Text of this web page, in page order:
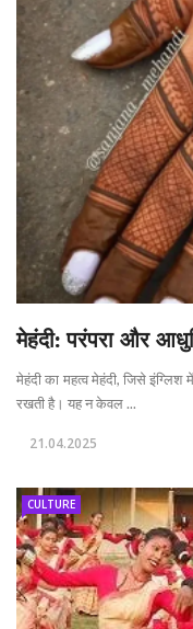
मेहंदी: परंपरा और
मेहंदी का महत्व मेहंदी, जिसे इंग्लिश
रखती है। यह न केवल ...
21.04.2025
CULTURE